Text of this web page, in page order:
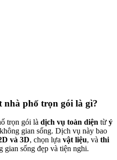
nhà phố trọn gói là gì?
trọn gói là dịch vụ toàn diện từ ý
không gian sống. Dịch vụ này bao
và 3D, chọn lựa vật liệu, và thi
gian sống đẹp và tiện nghi.